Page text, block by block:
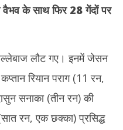
के साथ फिर 28 गेंदों पर
लौट गए। इनमें जेसन
रियान पराग (11 रन,
सनाका (तीन रन) की
रन, एक छक्का) प्रसिद्ध